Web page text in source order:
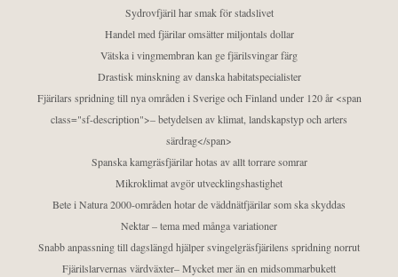
Sydrovfjäril har smak för stadslivet
Handel med fjärilar omsätter miljontals dollar
Vätska i vingmembran kan ge fjärilsvingar färg
Drastisk minskning av danska habitatspecialister
Fjärilars spridning till nya områden i Sverige och Finland under 120 år <span
class="sf-description">– betydelsen av klimat, landskapstyp och arters
särdrag</span>
Spanska kamgräsfjärilar hotas av allt torrare somrar
Mikroklimat avgör utvecklingshastighet
Bete i Natura 2000-områden hotar de väddnätfjärilar som ska skyddas
Nektar – tema med många variationer
Snabb anpassning till dagslängd hjälper svingelgräsfjärilens spridning norrut
Fjärilslarvernas värdväxter– Mycket mer än en midsommarbukett